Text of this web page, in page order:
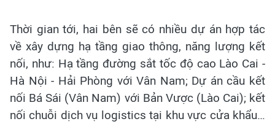
Thời gian tới, hai bên sẽ có nhiều dự án hợp tác
về xây dựng hạ tầng giao thông, năng lượng kết
nối, như: Hạ tầng đường sắt tốc độ cao Lào Cai -
Hà Nội - Hải Phòng với Vân Nam; Dự án cầu kết
nối Bá Sái (Vân Nam) với Bản Vược (Lào Cai); kết
nối chuỗi dịch vụ logistics tại khu vực cửa khẩu…